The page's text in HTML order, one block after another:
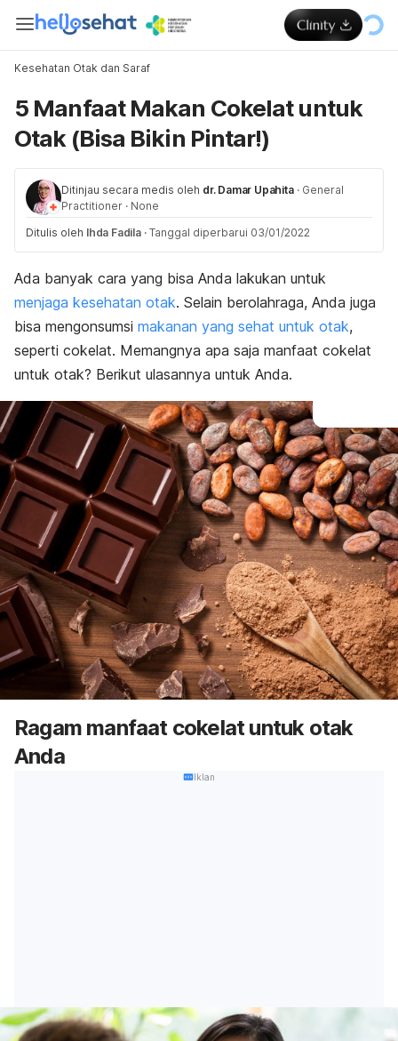
Kesehatan Otak dan Saraf
5 Manfaat Makan Cokelat untuk
Otak (Bisa Bikin Pintar!)
Ditinjau secara medis oleh dr. Damar Upahita · General
Practitioner · None
Ditulis oleh Ihda Fadila · Tanggal diperbarui 03/01/2022
Ada banyak cara yang bisa Anda lakukan untuk
menjaga kesehatan otak. Selain berolahraga, Anda juga
bisa mengonsumsi makanan yang sehat untuk otak,
seperti cokelat. Memangnya apa saja manfaat cokelat
untuk otak? Berikut ulasannya untuk Anda.
Ragam manfaat cokelat untuk otak
Anda
Iklan